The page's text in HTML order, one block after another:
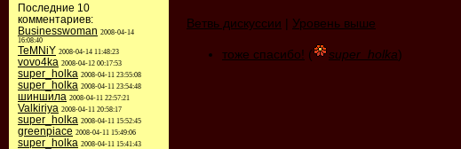
Последние 10
комментариев:
Businesswoman 2008-04-14
16:08:40
TeMNiY 2008-04-14 11:48:23
vovo4ka 2008-04-12 00:17:53
super_holka 2008-04-11 23:55:08
super_holka 2008-04-11 23:54:48
шиншила 2008-04-11 22:57:21
Valkiriya 2008-04-11 20:58:17
super_holka 2008-04-11 15:52:45
greenpiace 2008-04-11 15:49:06
super_holka 2008-04-11 15:41:43
Ветвь дискуссии | Уровень выше
тоже спасибо! ( super_holka)